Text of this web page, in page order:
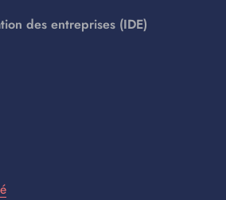
des entreprises (IDE)